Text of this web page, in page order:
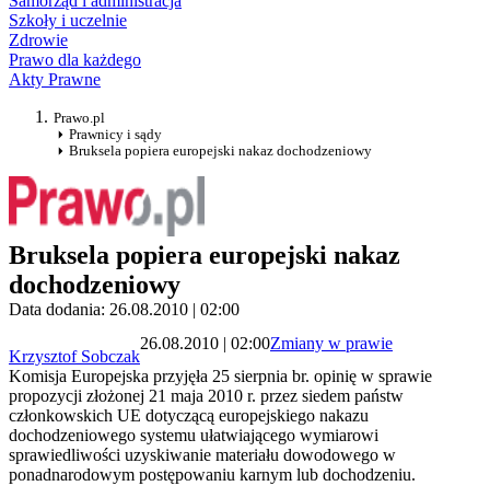
Szkoły i uczelnie
Zdrowie
Prawo dla każdego
Akty Prawne
Prawo.pl
Prawnicy i sądy
Bruksela popiera europejski nakaz dochodzeniowy
Bruksela popiera europejski nakaz
dochodzeniowy
Data dodania: 26.08.2010 | 02:00
Krzysztof Sobczak
26.08.2010 | 02:00Zmiany w prawie
Komisja Europejska przyjęła 25 sierpnia br. opinię w sprawie
propozycji złożonej 21 maja 2010 r. przez siedem państw
członkowskich UE dotyczącą europejskiego nakazu
dochodzeniowego systemu ułatwiającego wymiarowi
sprawiedliwości uzyskiwanie materiału dowodowego w
ponadnarodowym postępowaniu karnym lub dochodzeniu.